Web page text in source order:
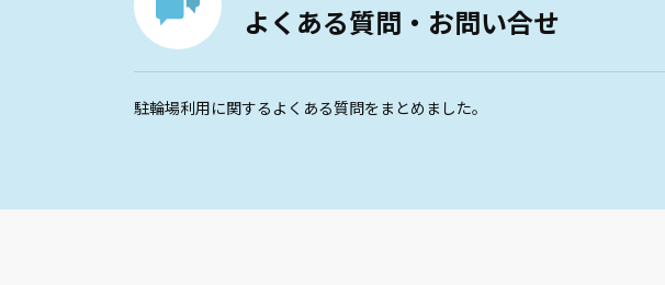
よくある質問・お問い合せ
駐輪場利用に関するよくある質問をまとめました。